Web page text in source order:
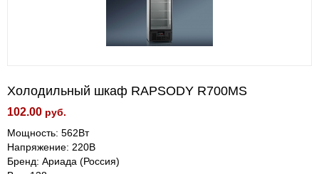
Холодильный шкаф RAPSODY R700МS
102.00 руб.
Мощность: 562Вт
Напряжение: 220В
Бренд: Ариада (Россия)